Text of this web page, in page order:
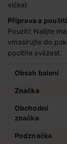
víčka)
Příprava a použití
Použití: Nalijte
vmasírujte do
pocítíte svěžest.
Obsah balení
Značka
Obchodní
značka
Podznačka